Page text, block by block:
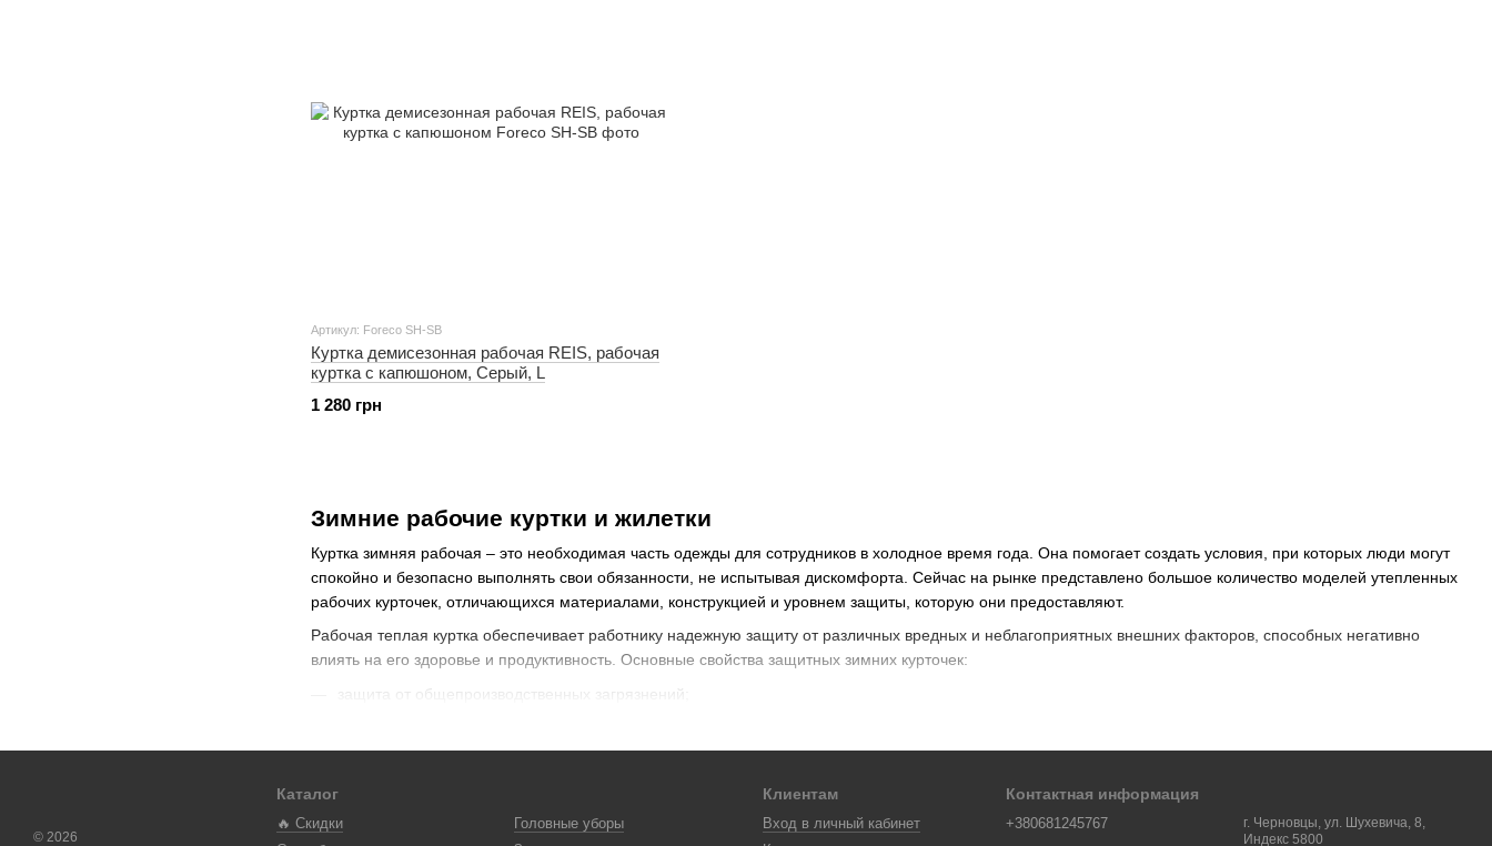
Зимние рабочие куртки и жилетки
Куртка зимняя рабочая – это необходимая часть одежды для сотрудников в холодное время года. Она помогает создать условия, при которых люди могут
спокойно и безопасно выполнять свои обязанности, не испытывая дискомфорта. Сейчас на рынке представлено большое количество моделей утепленных
рабочих курточек, отличающихся материалами, конструкцией и уровнем защиты, которую они предоставляют.
Рабочая теплая куртка обеспечивает работнику надежную защиту от различных вредных и неблагоприятных внешних факторов, способных негативно
влиять на его здоровье и продуктивность. Основные свойства защитных зимних курточек:
защита от общепроизводственных загрязнений;
устойчивость к воздействию воды и повышенной влажности;
сохранение тепла при низких температурах;
Артикул: Foreco SH-SB
Куртка демисезонная рабочая REIS, рабочая
куртка с капюшоном, Серый, L
1 280 грн
© 2026
Каталог
🔥 Скидки
Головные уборы
Клиентам
Вход в личный кабинет
Контактная информация
+380681245767
г. Черновцы, ул. Шухевича, 8,
Индекс 5800